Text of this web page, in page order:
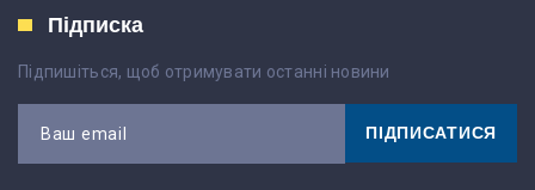
Підписка
Підпишіться, щоб отримувати останні новини
Ваш email ПІДПИСАТИСЯ